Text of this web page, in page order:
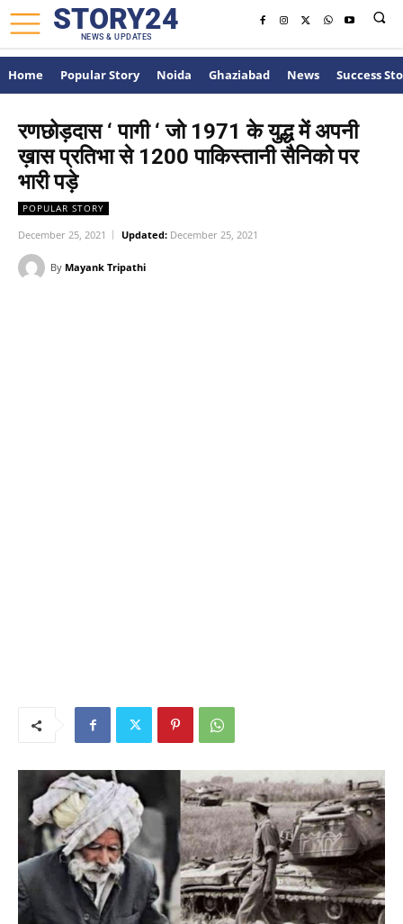
STORY24
NEWS & UPDATES
Home Popular Story Noida Ghaziabad News Success
रणछोड़दास ‘ पागी ‘ जो 1971 के युद्ध में अपनी
ख़ास प्रतिभा से 1200 पाकिस्तानी सैनिको पर
भारी पड़े
POPULAR STORY
December 25, 2021 Updated: December 25, 2021
By Mayank Tripathi